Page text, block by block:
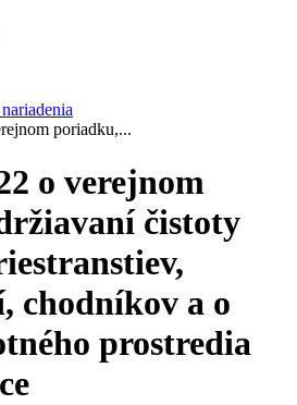
poriadku,...
o verejnom
čistoty
chodníkov a o
prostredia